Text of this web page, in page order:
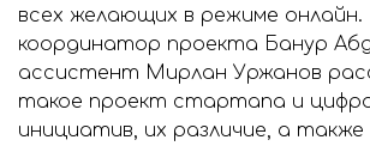
всех желающих в режиме онлайн.
координатор проекта Банур
ассистент Мирлан Уржанов
такое проект стартапа и
инициатив, их различие, а также